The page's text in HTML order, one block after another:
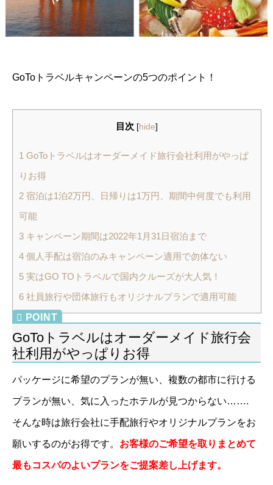
GoToトラベルキャンペーンの5つのポイント！
目次 [hide]
1 GoToトラベルはオーダーメイド旅行会社利用がやっぱ
りお得
2 宿泊は1泊2万円、日帰りは1万円、期間中何度でも利用
可能
3 キャンペーン期間は2022年1月31日宿泊まで
4 個人手配は宿泊のみキャンペーン適用で勿体ない
5 実はGO TOトラベルで国内クルーズが大人気！
6 社員旅行や団体旅行もオリジナルプランで適用可能
GoToトラベルはオーダーメイド旅行会
社利用がやっぱりお得
パッケージに希望のプランが無い、複数の都市に行ける
プランが無い、気に入ったホテルが見つからない…….
そんな時は旅行会社に手配旅行やオリジナルプランをお
願いするのがお得です。 お客様のご希望を取りまとめて
最もコスパのよいプランをご提案差し上げます。